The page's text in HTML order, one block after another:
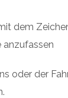
dem
anzufassen
oder der